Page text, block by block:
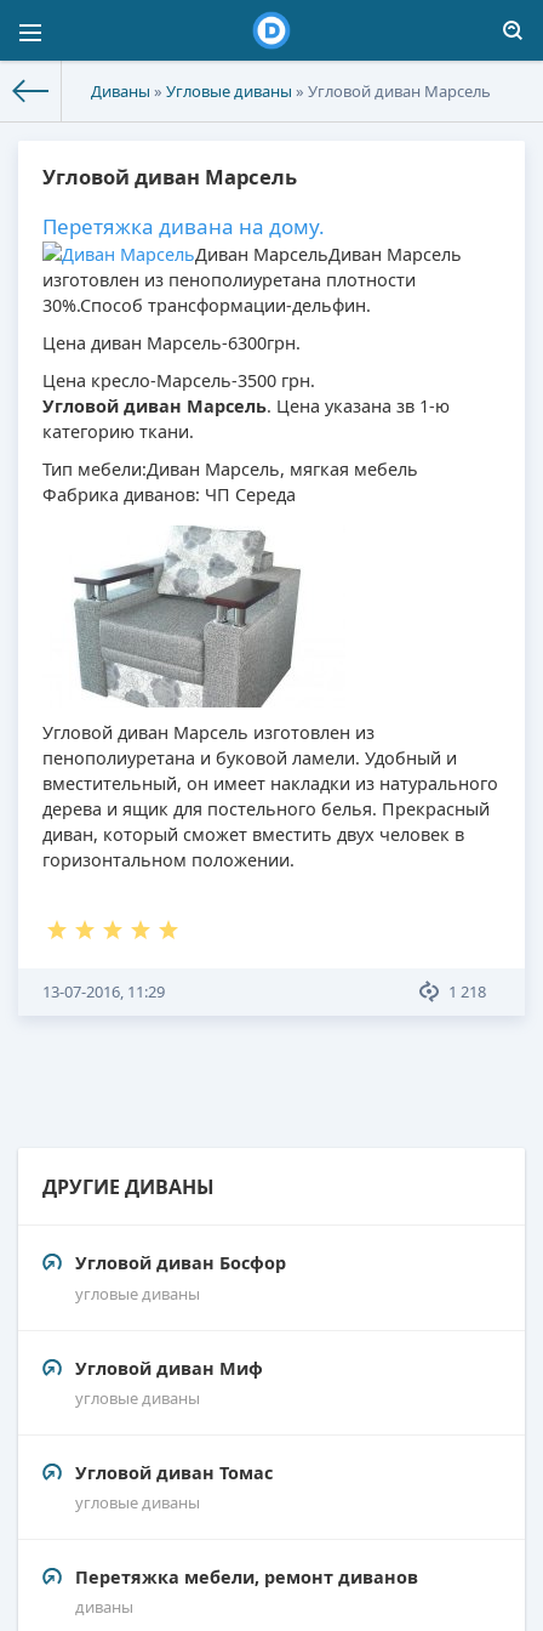
Диваны » Угловые диваны » Угловой диван Марсель
Угловой диван Марсель
Перетяжка дивана на дому.
Диван МарсельДиван Марсель
изготовлен из пенополиуретана плотности
30%.Способ трансформации-дельфин.
Цена диван Марсель-6300грн.
Цена кресло-Марсель-3500 грн.
Угловой диван Марсель. Цена указана зв 1-ю
категорию ткани.
Тип мебели:Диван Марсель, мягкая мебель
Фабрика диванов: ЧП Середа
Угловой диван Марсель изготовлен из
пенополиуретана и буковой ламели. Удобный и
вместительный, он имеет накладки из натурального
дерева и ящик для постельного белья. Прекрасный
диван, который сможет вместить двух человек в
горизонтальном положении.
1 218
13-07-2016, 11:29
ДРУГИЕ ДИВАНЫ
Угловой диван Босфор
угловые диваны
Угловой диван Миф
угловые диваны
Угловой диван Томас
угловые диваны
Перетяжка мебели, ремонт диванов
диваны